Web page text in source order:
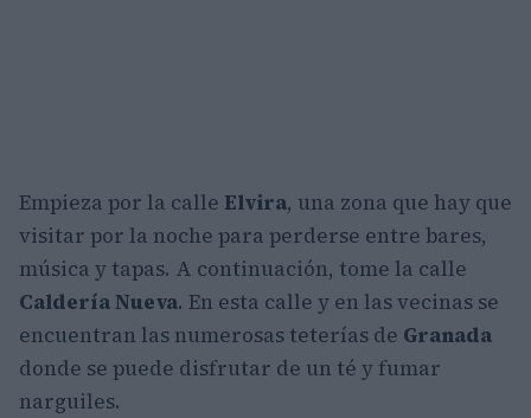
Empieza por la calle Elvira, una zona que hay que
visitar por la noche para perderse entre bares,
música y tapas. A continuación, tome la calle
Caldería Nueva. En esta calle y en las vecinas se
encuentran las numerosas teterías de Granada
donde se puede disfrutar de un té y fumar
narguiles.